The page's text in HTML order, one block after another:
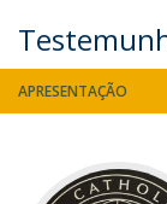
APRESENTAÇÃO